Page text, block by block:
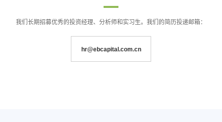
我们长期招募优秀的投资经理、分析师和实习生。我们的简历投递邮箱：
hr@ebcapital.com.cn